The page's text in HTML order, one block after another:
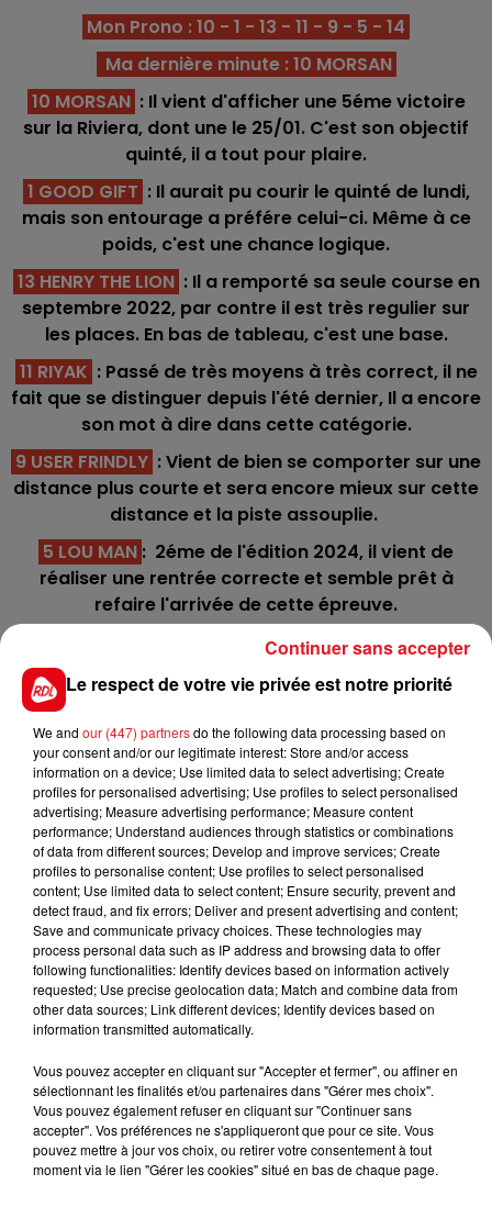
Mon Prono : 10 - 1 - 13 - 11 - 9 - 5 - 14
Ma dernière minute : 10 MORSAN
10 MORSAN : Il vient d'afficher une 5éme victoire
sur la Riviera, dont une le 25/01. C'est son objectif
quinté, il a tout pour plaire.
1 GOOD GIFT : Il aurait pu courir le quinté de lundi,
mais son entourage a préfére celui-ci. Même à ce
poids, c'est une chance logique.
13 HENRY THE LION : Il a remporté sa seule course en
septembre 2022, par contre il est très regulier sur
les places. En bas de tableau, c'est une base.
11 RIYAK : Passé de très moyens à très correct, il ne
fait que se distinguer depuis l'été dernier, Il a encore
son mot à dire dans cette catégorie.
9 USER FRINDLY : Vient de bien se comporter sur une
distance plus courte et sera encore mieux sur cette
distance et la piste assouplie.
5 LOU MAN : 2éme de l'édition 2024, il vient de
réaliser une rentrée correcte et semble prêt à
refaire l'arrivée de cette épreuve.
: Peu couru l'an dernier, elle arrive avec
une certaine fraîcheur dans ce quinté pour prendre
une 4/5 éme place.
En direct des pistes :
FILS D'ACTUS
15 juillet 2026
BÉTHUNE: ENQUÊTE POUR HOMICIDE
VOLONTAIRE EN COURS, APRÈS LA...
Selon les premiers éléments, le logement servait
Le respect de votre vie privée est notre priorité
We and our (447) partnersdo the following data processing based on
your consent and/or our legitimate interest: Store and/or access
information on a device; Use limited data to select advertising; Create
profiles for personalised advertising; Use profiles to select personalised
advertising; Measure advertising performance; Measure content
performance; Understand audiences through statistics or combinations
of data from different sources; Develop and improve services; Create
profiles to personalise content; Use profiles to select personalised
content; Use limited data to select content; Ensure security, prevent and
detect fraud, and fix errors; Deliver and present advertising and content;
Save and communicate privacy choices. These technologies may
process personal data such as IP address and browsing data to offer
following functionalities: Identify devices based on information actively
requested; Use precise geolocation data; Match and combine data from
other data sources; Link different devices; Identify devices based on
information transmitted automatically.
Vous pouvez accepter en cliquant sur "Accepter et fermer", ou affiner en
sélectionnant les finalités et/ou partenaires dans "Gérer mes choix".
Vous pouvez également refuser en cliquant sur "Continuer sans
accepter". Vos préférences ne s'appliqueront que pour ce site. Vous
pouvez mettre à jour vos choix, ou retirer votre consentement à tout
moment via le lien "Gérer les cookies" situé en bas de chaque page.
Continuer sans accepter